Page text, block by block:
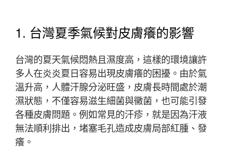
1. 台灣夏季氣候對皮膚癢的影響
台灣的夏天氣候悶熱且濕度高，這樣的環境讓許
多人在炎炎夏日容易出現皮膚癢的困擾。由於氣
溫升高，人體汗腺分泌旺盛，皮膚長時間處於潮
濕狀態，不僅容易滋生細菌與黴菌，也可能引發
各種皮膚問題。例如常見的汗疹，就是因為汗液
無法順利排出，堵塞毛孔造成皮膚局部紅腫、發
癢。